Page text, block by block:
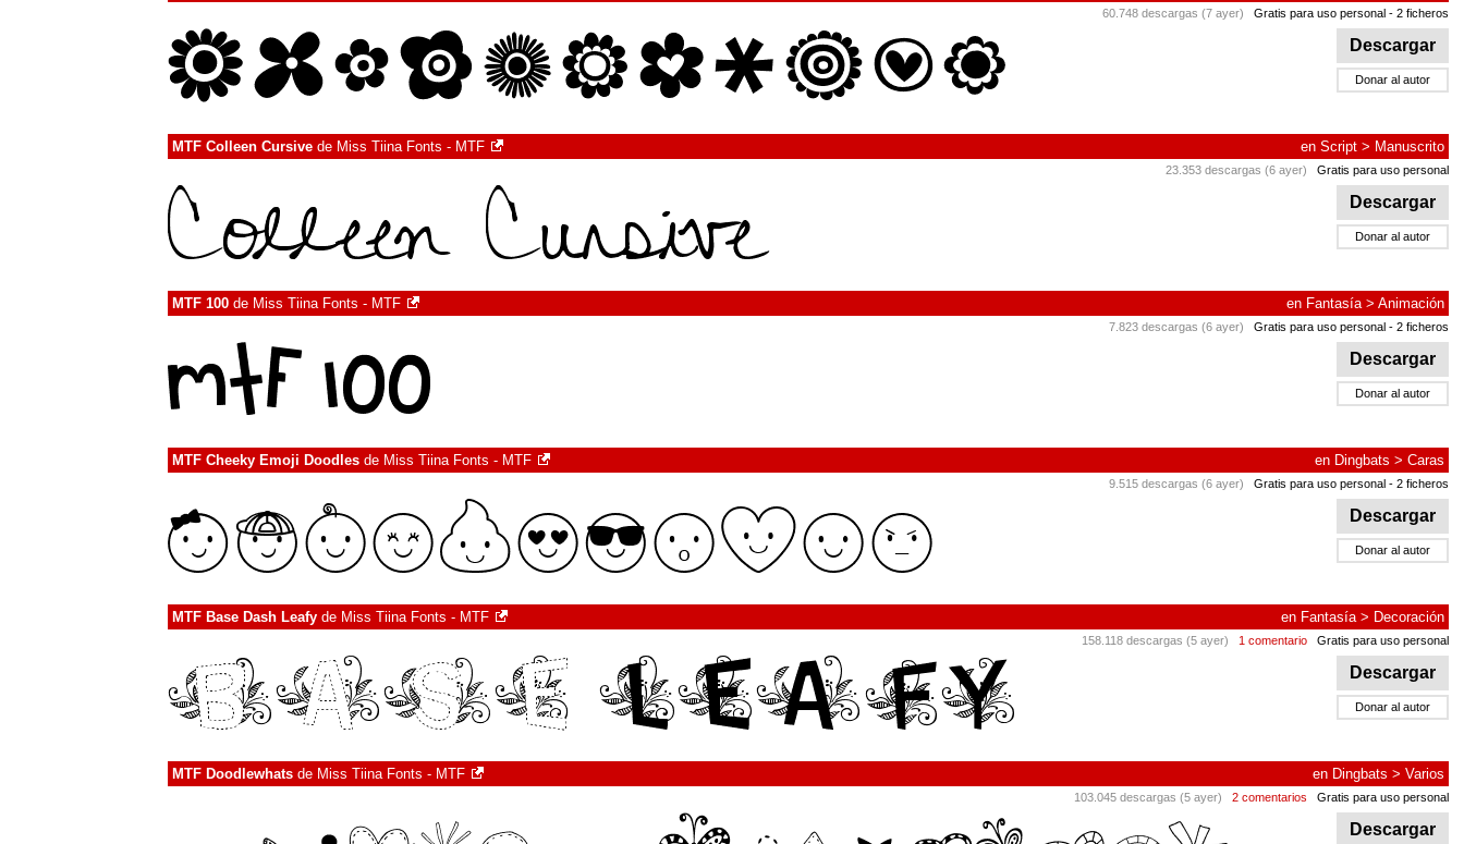
60.748 descargas (7 ayer) Gratis para uso personal - 2 ficheros
Descargar
Donar al autor
MTF Colleen Cursive de Miss Tiina Fonts - MTF en Script > Manuscrito
23.353 descargas (6 ayer) Gratis para uso personal
Descargar
Donar al autor
MTF 100 de Miss Tiina Fonts - MTF en Fantasía> Animación
7.823 descargas (6 ayer) Gratis para uso personal - 2 ficheros
Descargar
Donar al autor
MTF Cheeky Emoji Doodles de Miss Tiina Fonts - MTF en Dingbats > Caras
9.515 descargas (6 ayer) Gratis para uso personal - 2 ficheros
Descargar
Donar al autor
MTF Base Dash Leafy de Miss Tiina Fonts - MTF en Fantasía> Decoración
158.118 descargas (5 ayer) 1 comentario Gratis para uso personal
Descargar
Donar al autor
MTF Doodlewhats de Miss Tiina Fonts - MTF en Dingbats > Varios
103.045 descargas (5 ayer) 2 comentarios Gratis para uso personal
Descargar